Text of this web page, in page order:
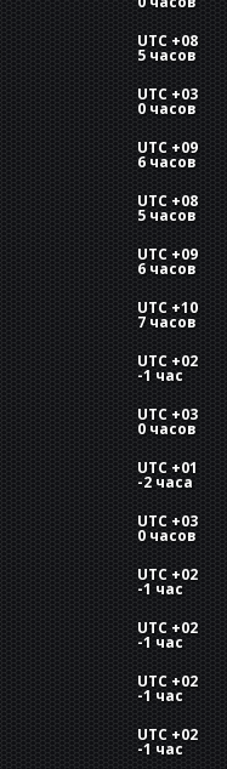
UTC +08
5 часов
UTC +03
0 часов
UTC +09
6 часов
UTC +08
5 часов
UTC +09
6 часов
UTC +10
7 часов
UTC +02
-1 час
UTC +03
0 часов
UTC +01
-2 часа
UTC +03
0 часов
UTC +02
-1 час
UTC +02
-1 час
UTC +02
-1 час
UTC +02
-1 час